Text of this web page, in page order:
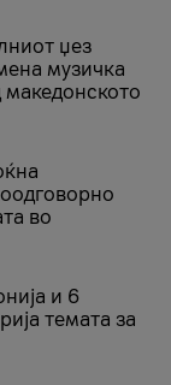
џез
музичка
во
и 6
темата за